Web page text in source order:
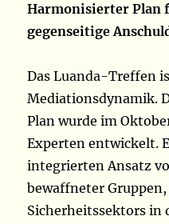
Harmonisierter Plan
gegenseitige
Das Luanda-Treffen
Mediationsdynamik.
Plan wurde im
Experten entwickelt.
integrierten Ansatz
bewaffneter
Sicherheitssektors in